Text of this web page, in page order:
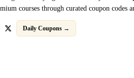
courses through curated coupon codes
Daily Coupons →